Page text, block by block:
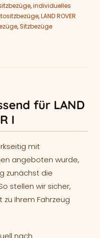
,individuelles
,LAND ROVER
,Sitzbezüge
für LAND
I
mit
angeboten wurde,
zunächst die
stellen wir sicher,
Ihrem Fahrzeug
nach